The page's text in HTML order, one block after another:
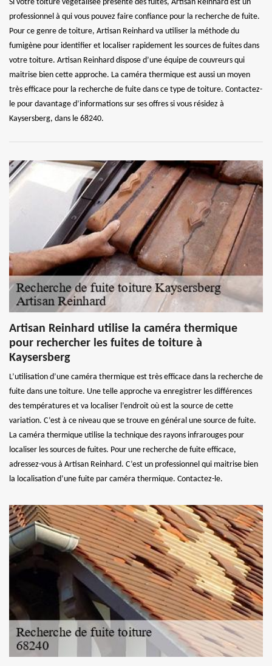
Si votre toiture végétalisée présente des fuites, Artisan Reinhard est un
professionnel à qui vous pouvez faire confiance pour la recherche de fuite.
Pour ce genre de toiture, Artisan Reinhard va utiliser la méthode du
fumigène pour identifier et localiser rapidement les sources de fuites dans
votre toiture. Artisan Reinhard dispose d’une équipe de couvreurs qui
maitrise bien cette approche. La caméra thermique est aussi un moyen
très efficace pour la recherche de fuite dans ce type de toiture. Contactez-
le pour davantage d’informations sur ses offres si vous résidez à
Kaysersberg, dans le 68240.
Artisan Reinhard utilise la caméra thermique
pour rechercher les fuites de toiture à
Kaysersberg
L’utilisation d’une caméra thermique est très efficace dans la recherche de
fuite dans une toiture. Une telle approche va enregistrer les différences
des températures et va localiser l’endroit où est la source de cette
variation. C’est à ce niveau que se trouve en général une source de fuite.
La caméra thermique utilise la technique des rayons infrarouges pour
localiser les sources de fuites. Pour une recherche de fuite efficace,
adressez-vous à Artisan Reinhard. C’est un professionnel qui maitrise bien
la localisation d’une fuite par caméra thermique. Contactez-le.